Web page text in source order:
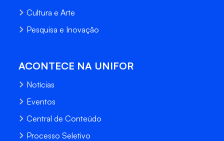
Cultura e Arte
Pesquisa e Inovação
ACONTECE NA UNIFOR
Notícias
Eventos
Central de Conteúdo
Processo Seletivo